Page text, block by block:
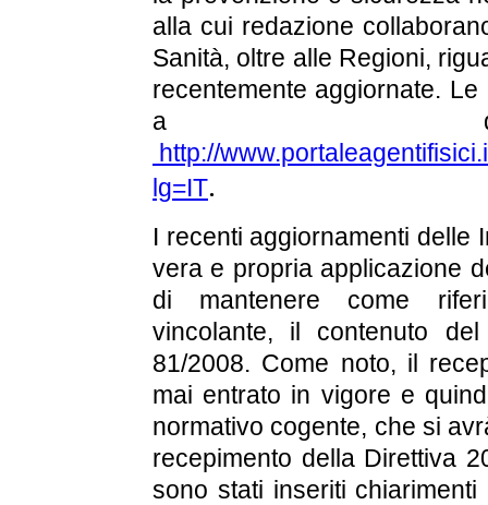
alla cui redazione
Sanità, oltre alle Regioni,
recentemente aggiornate.
a
http://
lg=IT.
I recenti aggiornamenti delle
vera e propria applicazione
di mantenere come
vincolante, il contenuto
81/2008. Come noto, il
mai entrato in vigore e
normativo cogente, che si
recepimento della Direttiva
sono stati inseriti